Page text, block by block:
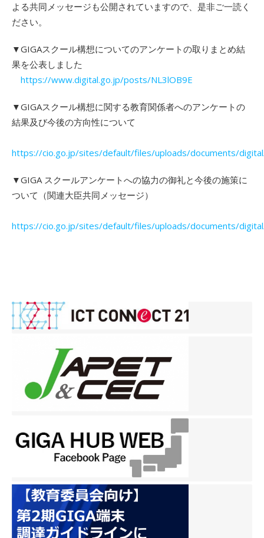
よる共同メッセージも公開されていますので、是非ご一読く
ださい。
▼GIGAスクール構想についてのアンケートの取りまとめ結
果を公表しました
https://www.digital.go.jp/posts/NL3lOB9E
▼GIGAスクール構想に関する教育関係者へのアンケートの
結果及び今後の方向性について
https://cio.go.jp/sites/default/files/uploads/documents/
▼GIGA スクールアンケートへの協力の御礼と今後の施策に
ついて（関連大臣共同メッセージ）
https://cio.go.jp/sites/default/files/uploads/documents/